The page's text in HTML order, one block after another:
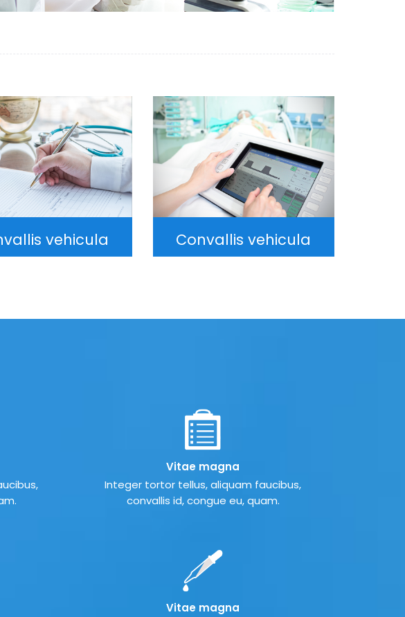
vehicula Convallis vehicula
Vitae magna
Integer tortor tellus, aliquam faucibus,
convallis id, congue eu, quam.
Vitae magna